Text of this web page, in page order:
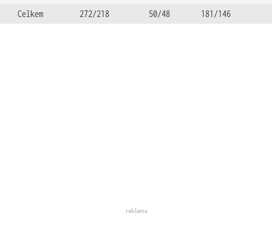
Celkem 272/218 50/48 181/146